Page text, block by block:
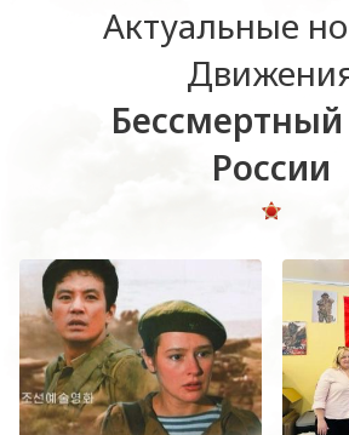
Актуальные
России